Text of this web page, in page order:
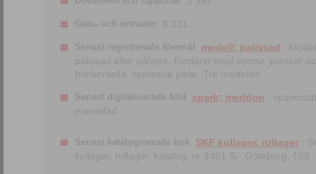
Gatu- och ortnamn 8 031.
Senast registrerade föremål modell; palissad
;
palissad eller pålverk, förstärkt med stenar, plankor
horisontella, spetsade pålar. Tre modeller.
Senast digitaliserade bild spark; meddon ;
enmedad
Senast katalogiserade bok SKF kullager, rullager ;
kullager, rullager, katalog. nr 2401 S.- Göteborg, 162